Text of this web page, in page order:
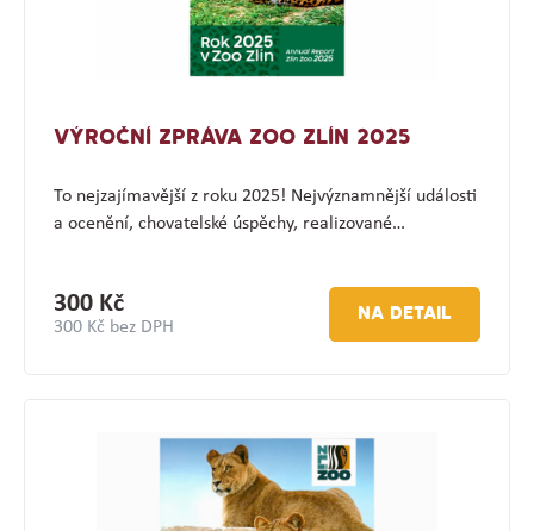
VÝROČNÍ ZPRÁVA ZOO ZLÍN 2025
To nejzajímavější z roku 2025! Nejvýznamnější události
a ocenění, chovatelské úspěchy, realizované…
300 Kč
300 Kč bez DPH
NA DETAIL